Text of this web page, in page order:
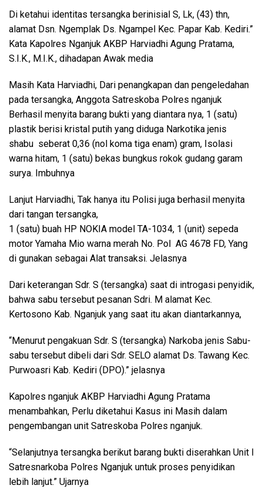
Di ketahui identitas tersangka berinisial S, Lk, (43) thn,
alamat Dsn. Ngemplak Ds. Ngampel Kec. Papar Kab. Kediri.”
Kata Kapolres Nganjuk AKBP Harviadhi Agung Pratama,
S.I.K., M.I.K., dihadapan Awak media
Masih Kata Harviadhi, Dari penangkapan dan pengeledahan
pada tersangka, Anggota Satreskoba Polres nganjuk
Berhasil menyita barang bukti yang diantara nya, 1 (satu)
plastik berisi kristal putih yang diduga Narkotika jenis
shabu seberat 0,36 (nol koma tiga enam) gram, Isolasi
warna hitam, 1 (satu) bekas bungkus rokok gudang garam
surya. Imbuhnya
Lanjut Harviadhi, Tak hanya itu Polisi juga berhasil menyita
dari tangan tersangka,
1 (satu) buah HP NOKIA model TA-1034, 1 (unit) sepeda
motor Yamaha Mio warna merah No. Pol AG 4678 FD, Yang
di gunakan sebagai Alat transaksi. Jelasnya
Dari keterangan Sdr. S (tersangka) saat di introgasi penyidik,
bahwa sabu tersebut pesanan Sdri. M alamat Kec.
Kertosono Kab. Nganjuk yang saat itu akan diantarkannya,
“Menurut pengakuan Sdr. S (tersangka) Narkoba jenis Sabu-
sabu tersebut dibeli dari Sdr. SELO alamat Ds. Tawang Kec.
Purwoasri Kab. Kediri (DPO).” jelasnya
Kapolres nganjuk AKBP Harviadhi Agung Pratama
menambahkan, Perlu diketahui Kasus ini Masih dalam
pengembangan unit Satreskoba Polres nganjuk.
“Selanjutnya tersangka berikut barang bukti diserahkan Unit I
Satresnarkoba Polres Nganjuk untuk proses penyidikan
lebih lanjut.” Ujarnya